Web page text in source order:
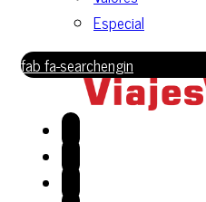
Especial
fab fa-searchengin